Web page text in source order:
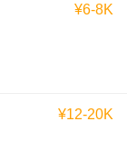
¥6-8K
¥12-20K